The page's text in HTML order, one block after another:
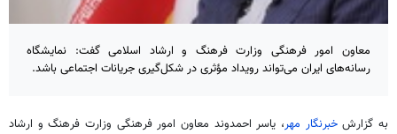
معاون امور فرهنگی وزارت فرهنگ و ارشاد اسلامی گفت: نمایشگاه
رسانه‌های ایران می‌تواند رویداد مؤثری در شکل‌گیری جریانات اجتماعی باشد.
به گزارشخبرنگار مهر، یاسر احمدوند معاون امور فرهنگی وزارت فرهنگ و ارشاد